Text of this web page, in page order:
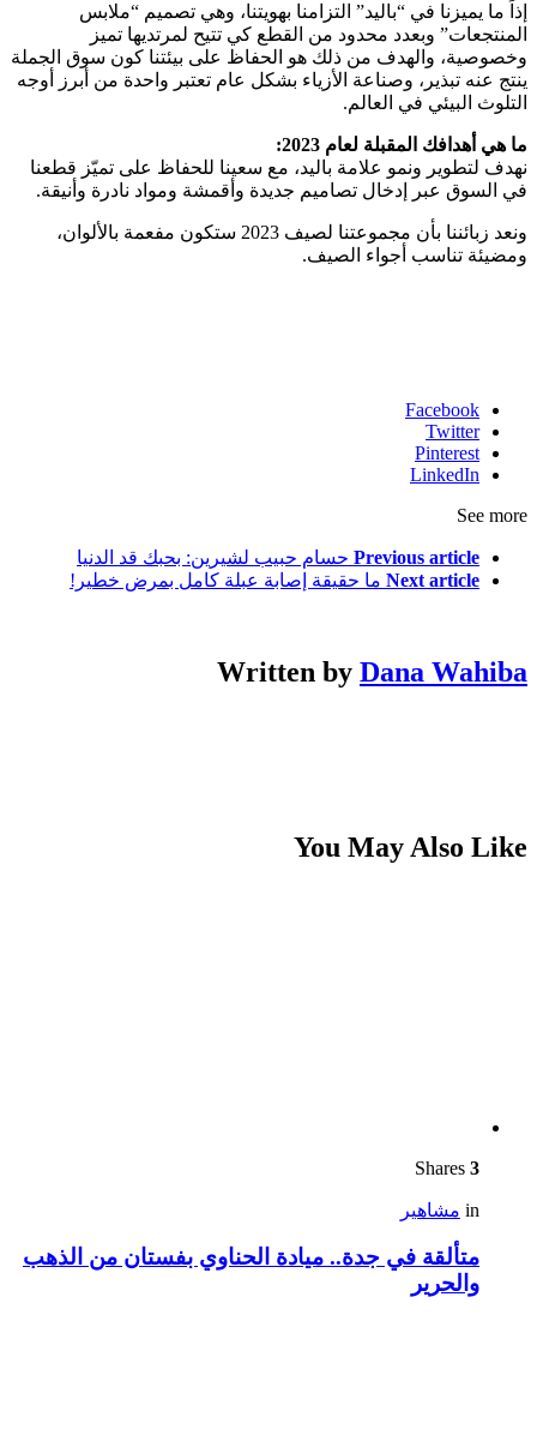
إذاً ما يميزنا في “باليد” التزامنا بهويتنا، وهي تصميم “ملابس
المنتجعات” وبعدد محدود من القطع كي تتيح لمرتديها تميز
وخصوصية، والهدف من ذلك هو الحفاظ على بيئتنا كون سوق الجملة
ينتج عنه تبذير، وصناعة الأزياء بشكل عام تعتبر واحدة من أبرز أوجه
التلوث البيئي في العالم.
ما هي أهدافك المقبلة لعام 2023:
نهدف لتطوير ونمو علامة باليد، مع سعينا للحفاظ على تميّز قطعنا
في السوق عبر إدخال تصاميم جديدة وأقمشة ومواد نادرة وأنيقة.
ونعد زبائننا بأن مجموعتنا لصيف 2023 ستكون مفعمة بالألوان،
ومضيئة تناسب أجواء الصيف.
Facebook
Twitter
Pinterest
LinkedIn
See more
Previous article حسام حبيب لشيرين: بحبك قد الدنيا
Next article ما حقيقة إصابة عبلة كامل بمرض خطير!
Written by Dana Wahiba
You May Also Like
3
in مشاهير
متألقة في جدة.. ميادة الحناوي بفستان من الذهب
والحرير